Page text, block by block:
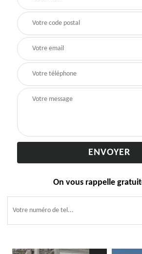
On vous rappelle